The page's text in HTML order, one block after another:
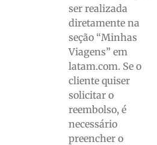
ser realizada
diretamente na
seção “Minhas
Viagens” em
latam.com. Se o
cliente quiser
solicitar o
reembolso, é
necessário
preencher o